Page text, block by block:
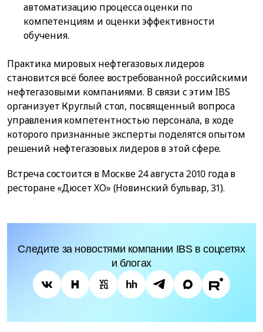
автоматизацию процесса оценки по
компетенциям и оценки эффективности
обучения.
Практика мировых нефтегазовых лидеров
становится всё более востребованной российскими
нефтегазовыми компаниями. В связи с этим IBS
организует Круглый стол, посвященный вопроса
управления компетентностью персонала, в ходе
которого признанные эксперты поделятся опытом
решений нефтегазовых лидеров в этой сфере.
Встреча состоится в Москве 24 августа 2010 года в
ресторане «Дюсет ХО» (Новинский бульвар, 31).
Следите за новостями компании IBS в соцсетях
и блогах